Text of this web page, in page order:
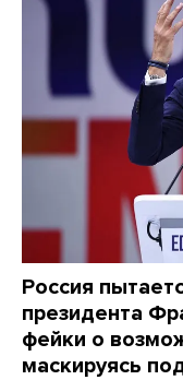
Россия
президента
фейки о
маскируясь